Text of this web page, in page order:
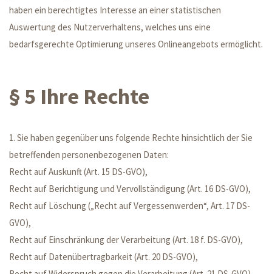
haben ein berechtigtes Interesse an einer statistischen
Auswertung des Nutzerverhaltens, welches uns eine
bedarfsgerechte Optimierung unseres Onlineangebots ermöglicht.
§ 5 Ihre Rechte
1. Sie haben gegenüber uns folgende Rechte hinsichtlich der Sie
betreffenden personenbezogenen Daten:
Recht auf Auskunft (Art. 15 DS-GVO),
Recht auf Berichtigung und Vervollständigung (Art. 16 DS-GVO),
Recht auf Löschung („Recht auf Vergessenwerden“, Art. 17 DS-
GVO),
Recht auf Einschränkung der Verarbeitung (Art. 18 f. DS-GVO),
Recht auf Datenübertragbarkeit (Art. 20 DS-GVO),